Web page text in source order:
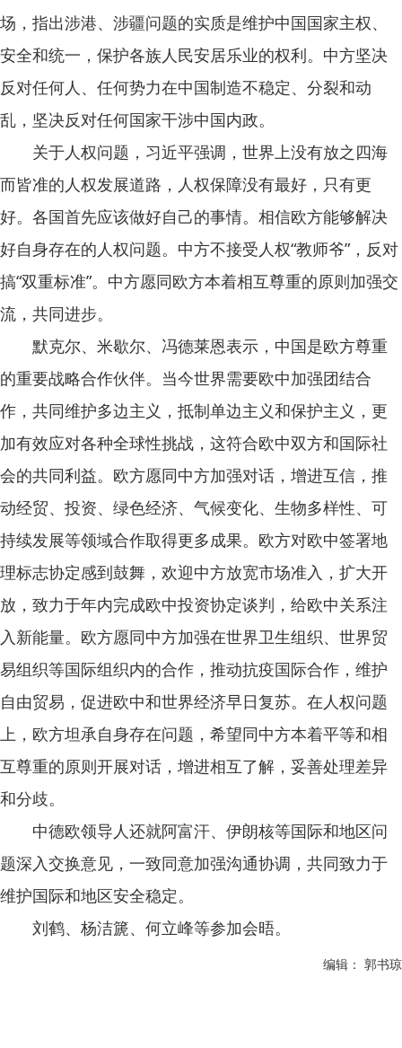
场，指出涉港、涉疆问题的实质是维护中国国家主权、
安全和统一，保护各族人民安居乐业的权利。中方坚决
反对任何人、任何势力在中国制造不稳定、分裂和动
乱，坚决反对任何国家干涉中国内政。
关于人权问题，习近平强调，世界上没有放之四海
而皆准的人权发展道路，人权保障没有最好，只有更
好。各国首先应该做好自己的事情。相信欧方能够解决
好自身存在的人权问题。中方不接受人权“教师爷”，反对
搞“双重标准”。中方愿同欧方本着相互尊重的原则加强交
流，共同进步。
默克尔、米歇尔、冯德莱恩表示，中国是欧方尊重
的重要战略合作伙伴。当今世界需要欧中加强团结合
作，共同维护多边主义，抵制单边主义和保护主义，更
加有效应对各种全球性挑战，这符合欧中双方和国际社
会的共同利益。欧方愿同中方加强对话，增进互信，推
动经贸、投资、绿色经济、气候变化、生物多样性、可
持续发展等领域合作取得更多成果。欧方对欧中签署地
理标志协定感到鼓舞，欢迎中方放宽市场准入，扩大开
放，致力于年内完成欧中投资协定谈判，给欧中关系注
入新能量。欧方愿同中方加强在世界卫生组织、世界贸
易组织等国际组织内的合作，推动抗疫国际合作，维护
自由贸易，促进欧中和世界经济早日复苏。在人权问题
上，欧方坦承自身存在问题，希望同中方本着平等和相
互尊重的原则开展对话，增进相互了解，妥善处理差异
和分歧。
中德欧领导人还就阿富汗、伊朗核等国际和地区问
题深入交换意见，一致同意加强沟通协调，共同致力于
维护国际和地区安全稳定。
刘鹤、杨洁篪、何立峰等参加会晤。
编辑： 郭书琼